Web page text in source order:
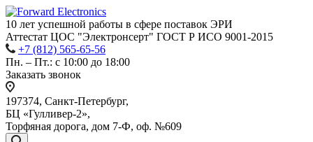
10 лет успешной работы в сфере поставок ЭРИ
Аттестат ЦОС "Электронсерт" ГОСТ Р ИСО 9001-2015
+7 (812) 565-65-56
Пн. – Пт.: с 10:00 до 18:00
Заказать звонок
197374, Санкт-Петербург,
БЦ «Гулливер-2»,
Торфяная дорога, дом 7-Ф, оф. №609